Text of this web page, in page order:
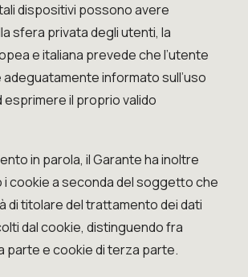
dispositivi possono avere
sfera privata degli utenti, la
e italiana prevede che l’utente
informato sull’uso
esprimere il proprio valido
in parola, il Garante ha inoltre
cookie a seconda del soggetto che
di titolare del trattamento dei dati
dal cookie, distinguendo fra
parte e cookie di terza parte.